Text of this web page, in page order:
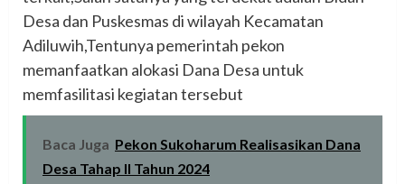
Desa dan Puskesmas di wilayah Kecamatan
Adiluwih,Tentunya pemerintah pekon
memanfaatkan alokasi Dana Desa untuk
memfasilitasi kegiatan tersebut
Baca Juga Pekon Sukoharum Realisasikan Dana
Desa Tahap ll Tahun 2024